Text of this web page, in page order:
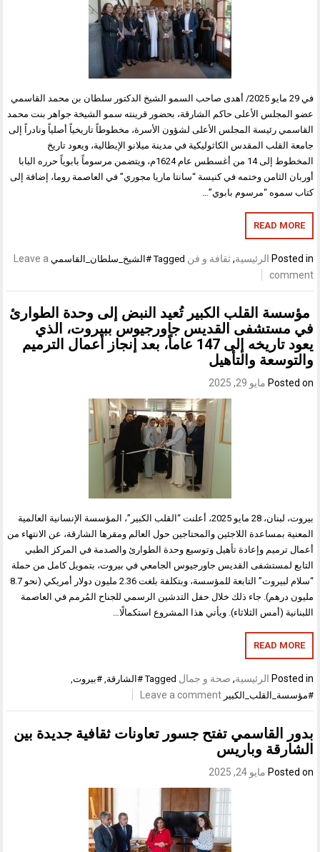
في 29 مايو 2025/ أهدى صاحب السمو الشيخ الدكتور سلطان بن محمد القاسمي
عضو المجلس الأعلى حاكم الشارقة، بحضور قرينته سمو الشيخة جواهر بنت محمد
القاسمي رئيسة المجلس الأعلى لشؤون الأسرة، مخطوطاً تاريخياً أصلياً ونادراً إلى
جامعة القلب المقدس الكاثوليكية في مدينة ميلانو الإيطالية، ويعود تاريخ
المخطوط إلى 14 من أغسطس عام 1624م، ويتضمن مرسوماً بابوياً حرره البابا
أوربان الثامن وختمه في كنيسة “سانتا ماريا مجوري” في العاصمة روما، إضافة إلى
كتاب سموه “مرسوم بابوي”…
READ MORE
Posted in الرئيسية,ثقافة و فن Tagged #الشيخ_سلطان_القاسمي Leave a
comment
مؤسسة القلب الكبير تُعيد النبض إلى وحدة الطوارئ
في مستشفى القديس جاورجيوس ببيروت، الذي
يعود تاريخه إلى 147 عاماً، بعد إنجاز أعمال الترميم
والتوسعة والتأهيل
Posted on مايو 29, 2025
بيروت، لبنان، 28 مايو 2025، أعلنت “القلب الكبير”، المؤسسة الإنسانية العالمية
المعنية بمساعدة اللاجئين والمحتاجين حول العالم ومقرها الشارقة، عن الانتهاء من
أعمال ترميم وإعادة تأهيل وتوسيع وحدة الطوارئ والصدمة في المركز الطبي
التابع لمستشفى القديس جاورجيوس الجامعي في بيروت، بتمويل كامل من حملة
“سلام لبيروت” التابعة للمؤسسة، وبتكلفة بلغت 2.36 مليون دولار أمريكي (نحو 8.7
مليون درهم). جاء ذلك خلال حفل التدشين الرسمي للجناح المُرمم في العاصمة
اللبنانية (أمس الثلاثاء). ويأتي هذا المشروع استكمالًا…
READ MORE
Posted in الرئيسية, صحة و جمال Tagged #الشارقة,#بيروت,
#مؤسسة_القلب_الكبير Leave a comment
بدور القاسمي تفتح جسور تعاونات ثقافية جديدة بين
الشارقة وباريس
Posted on مايو 24, 2025